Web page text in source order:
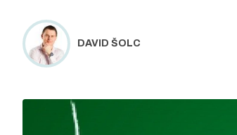
DAVID ŠOLC